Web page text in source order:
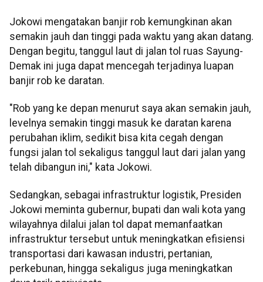
Jokowi mengatakan banjir rob kemungkinan akan
semakin jauh dan tinggi pada waktu yang akan datang.
Dengan begitu, tanggul laut di jalan tol ruas Sayung-
Demak ini juga dapat mencegah terjadinya luapan
banjir rob ke daratan.
"Rob yang ke depan menurut saya akan semakin jauh,
levelnya semakin tinggi masuk ke daratan karena
perubahan iklim, sedikit bisa kita cegah dengan
fungsi jalan tol sekaligus tanggul laut dari jalan yang
telah dibangun ini," kata Jokowi.
Sedangkan, sebagai infrastruktur logistik, Presiden
Jokowi meminta gubernur, bupati dan wali kota yang
wilayahnya dilalui jalan tol dapat memanfaatkan
infrastruktur tersebut untuk meningkatkan efisiensi
transportasi dari kawasan industri, pertanian,
perkebunan, hingga sekaligus juga meningkatkan